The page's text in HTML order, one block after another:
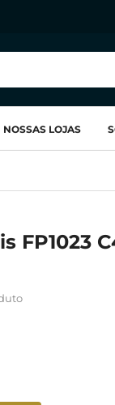
NOSSAS LOJAS
FP1023